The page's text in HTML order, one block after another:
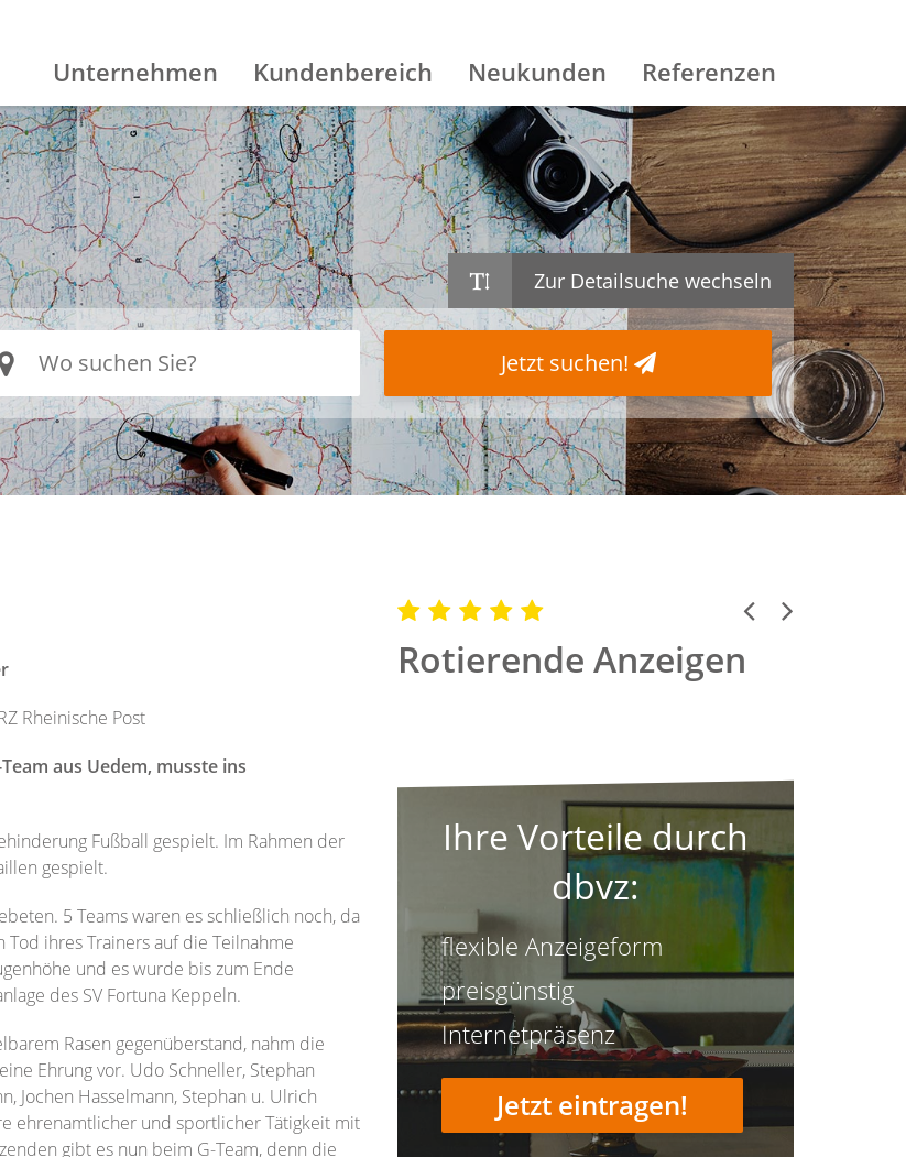
Unternehmen Kundenbereich Neukunden Referenzen
Zur Detailsuche wechseln
Jetzt suchen!
Rheinische Post
aus Uedem, musste ins
Fußball gespielt. Im Rahmen der
gespielt.
5 Teams waren es schließlich noch, da
ihres Trainers auf die Teilnahme
und es wurde bis zum Ende
des SV Fortuna Keppeln.
Rasen gegenüberstand, nahm die
Ehrung vor. Udo Schneller, Stephan
Jochen Hasselmann, Stephan u. Ulrich
ehrenamtlicher und sportlicher Tätigkeit mit
gibt es nun beim G-Team, denn die
Rotierende Anzeigen
Previous
Next
Ihre Vorteile durch
dbvz:
flexible Anzeigeform
preisgünstig
Internetpräsenz
Jetzt eintragen!